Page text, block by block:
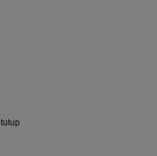
tutup